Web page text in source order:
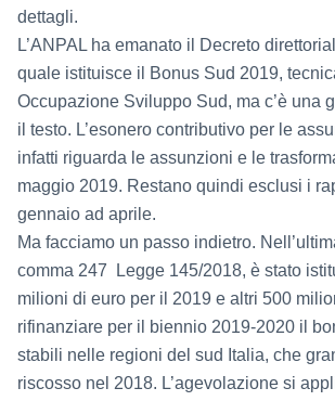
dettagli.
L’ANPAL ha emanato il Decreto
quale istituisce il Bonus Sud 2019,
Occupazione Sviluppo Sud, ma c’è una
il testo. L’esonero contributivo per le
infatti riguarda le assunzioni e le
maggio 2019. Restano quindi esclusi i
gennaio ad aprile.
Ma facciamo un passo indietro.
comma 247 Legge 145/2018, è stato
milioni di euro per il 2019 e altri 500
rifinanziare per il biennio 2019-2020 il
stabili nelle regioni del sud Italia, che
riscosso nel 2018. L’agevolazione si